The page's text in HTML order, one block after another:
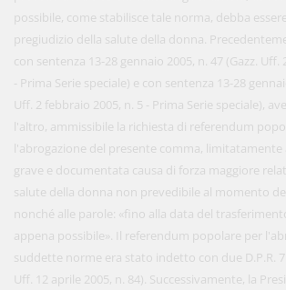
possibile, come stabilisce tale norma, debba
pregiudizio della salute della donna.
con sentenza 13-28 gennaio 2005, n. 47 (Gazz. Uff.
- Prima Serie speciale) e con sentenza 13-28
Uff. 2 febbraio 2005, n. 5 - Prima Serie speciale),
l'altro, ammissibile la richiesta di referendum
l'abrogazione del presente comma, limitatamente
grave e documentata causa di forza maggiore
salute della donna non prevedibile al momento
nonché alle parole: «fino alla data del
appena possibile». Il referendum popolare per
suddette norme era stato indetto con due D.P.R. 7
Uff. 12 aprile 2005, n. 84). Successivamente, la